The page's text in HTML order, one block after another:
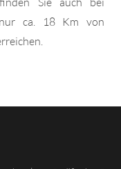
ca. 18 Km von